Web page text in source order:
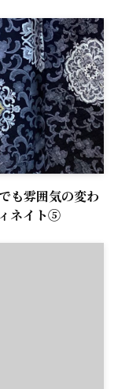
も雰囲気の変わ
ネイト⑤